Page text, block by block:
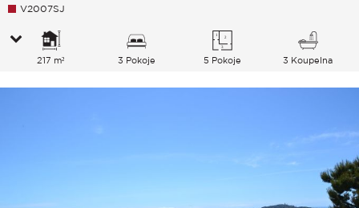
V2007SJ
217 m² 3 Pokoje 5 Pokoje 3 Koupelna